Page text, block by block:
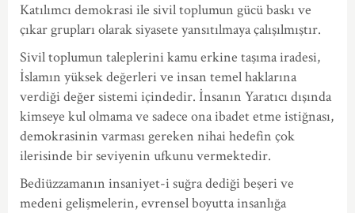
Katılımcı demokrasi ile sivil toplumun gücü baskı ve
çıkar grupları olarak siyasete yansıtılmaya çalışılmıştır.
Sivil toplumun taleplerini kamu erkine taşıma iradesi,
İslamın yüksek değerleri ve insan temel haklarına
verdiği değer sistemi içindedir. İnsanın Yaratıcı dışında
kimseye kul olmama ve sadece ona ibadet etme istiğnası,
demokrasinin varması gereken nihai hedefin çok
ilerisinde bir seviyenin ufkunu vermektedir.
Bediüzzamanın insaniyet-i suğra dediği beşeri ve
medeni gelişmelerin, evrensel boyutta insanlığa